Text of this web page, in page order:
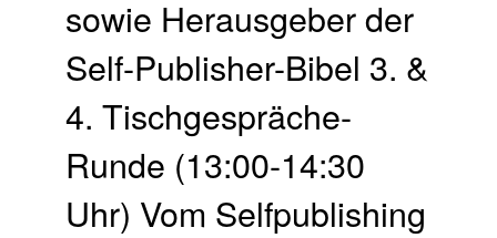
sowie Herausgeber der
Self-Publisher-Bibel 3. &
4. Tisch­gespräche-
Runde (13:00-14:30
Uhr) Vom Selfpublishing